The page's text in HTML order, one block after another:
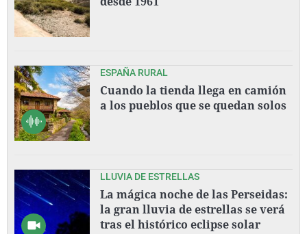
ESPAÑA RURAL
Cuando la tienda llega en camión
a los pueblos que se quedan solos
LLUVIA DE ESTRELLAS
La mágica noche de las Perseidas:
la gran lluvia de estrellas se verá
tras el histórico eclipse solar